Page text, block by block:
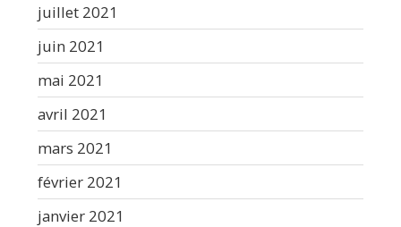
juillet 2021
juin 2021
mai 2021
avril 2021
mars 2021
février 2021
janvier 2021